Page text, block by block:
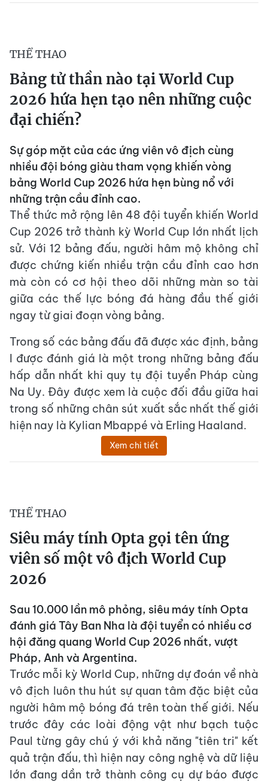
THỂ THAO
Bảng tử thần nào tại World Cup
2026 hứa hẹn tạo nên những cuộc
đại chiến?
Sự góp mặt của các ứng viên vô địch cùng
nhiều đội bóng giàu tham vọng khiến vòng
bảng World Cup 2026 hứa hẹn bùng nổ với
những trận cầu đỉnh cao.
Thể thức mở rộng lên 48 đội tuyển khiến World
Cup 2026 trở thành kỳ World Cup lớn nhất lịch
sử. Với 12 bảng đấu, người hâm mộ không chỉ
được chứng kiến nhiều trận cầu đỉnh cao hơn
mà còn có cơ hội theo dõi những màn so tài
giữa các thế lực bóng đá hàng đầu thế giới
ngay từ giai đoạn vòng bảng.
Trong số các bảng đấu đã được xác định, bảng
I được đánh giá là một trong những bảng đấu
hấp dẫn nhất khi quy tụ đội tuyển Pháp cùng
Na Uy. Đây được xem là cuộc đối đầu giữa hai
trong số những chân sút xuất sắc nhất thế giới
hiện nay là Kylian Mbappé và Erling Haaland.
Xem chi tiết
THỂ THAO
Siêu máy tính Opta gọi tên ứng
viên số một vô địch World Cup
2026
Sau 10.000 lần mô phỏng, siêu máy tính Opta
đánh giá Tây Ban Nha là đội tuyển có nhiều cơ
hội đăng quang World Cup 2026 nhất, vượt
Pháp, Anh và Argentina.
Trước mỗi kỳ World Cup, những dự đoán về nhà
vô địch luôn thu hút sự quan tâm đặc biệt của
người hâm mộ bóng đá trên toàn thế giới. Nếu
trước đây các loài động vật như bạch tuộc
Paul từng gây chú ý với khả năng "tiên tri" kết
quả trận đấu, thì hiện nay công nghệ và dữ liệu
lớn đang dần trở thành công cụ dự báo được